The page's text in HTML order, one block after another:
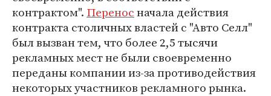
контрактом". Переносначала действия
контракта столичных властей с "Авто Селл"
был вызван тем, что более 2,5 тысячи
рекламных мест не были своевременно
переданы компании из-за противодействия
некоторых участников рекламного рынка.